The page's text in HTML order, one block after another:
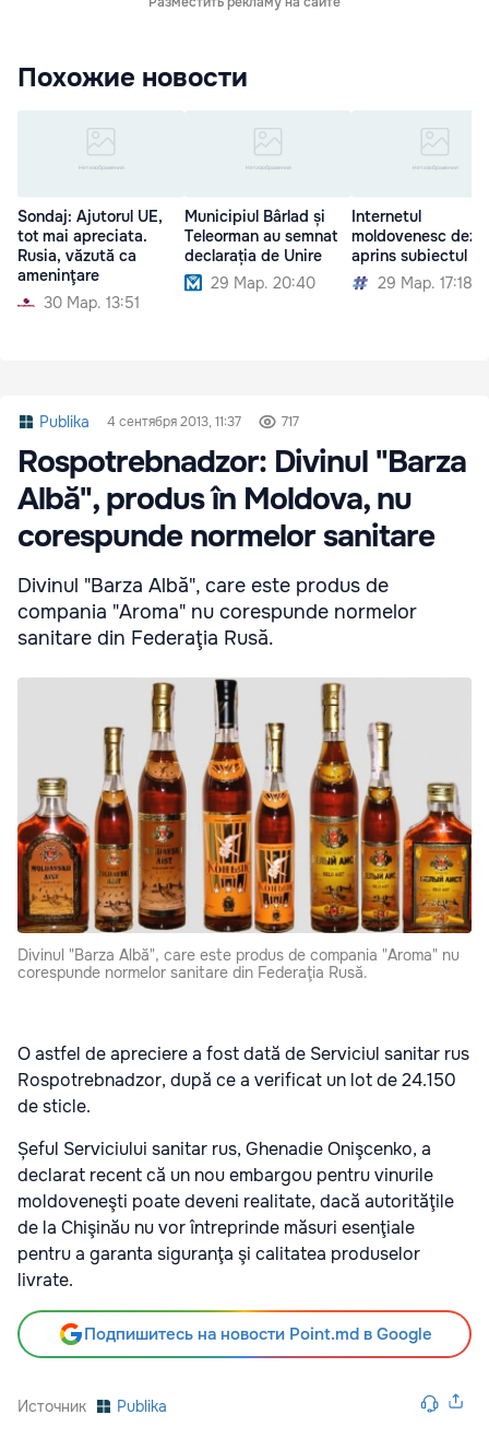
Похожие новости
Sondaj: Ajutorul UE,
tot mai apreciata.
Rusia, văzută ca
ameninţare
30 Мар. 13:51
Municipiul Bârlad și
Teleorman au semnat
declarația de Unire
29 Мар. 20:40
Internetul
moldovenesc
aprins subiectul
29 Мар. 17:18
Publika 4 сентября 2013, 11:37 717
Rospotrebnadzor: Divinul "Barza
Albă", produs în Moldova, nu
corespunde normelor sanitare
Divinul "Barza Albă", care este produs de
compania "Aroma" nu corespunde normelor
sanitare din Federaţia Rusă.
Divinul "Barza Albă", care este produs de compania "Aroma" nu
corespunde normelor sanitare din Federaţia Rusă.
O astfel de apreciere a fost dată de Serviciul sanitar rus
Rospotrebnadzor, după ce a verificat un lot de 24.150
de sticle.
Șeful Serviciului sanitar rus, Ghenadie Onişcenko, a
declarat recent că un nou embargou pentru vinurile
moldoveneşti poate deveni realitate, dacă autorităţile
de la Chişinău nu vor întreprinde măsuri esenţiale
pentru a garanta siguranţa şi calitatea produselor
livrate.
Подпишитесь на новости Point.md в Google
Источник Publika